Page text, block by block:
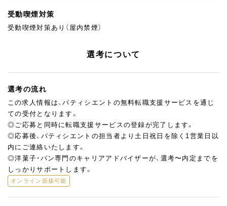
受動喫煙対策
受動喫煙対策あり（屋内禁煙）
選考について
選考の流れ
この求人情報は、パティシエントの無料転職支援サービスを通じ
ての受付となります。
◎ご応募と同時に転職支援サービスの登録が完了します。
◎応募後、パティシエントの担当者より土日祝日を除く1営業日以
内にご連絡いたします。
◎洋菓子・パン専門のキャリアアドバイザーが、選考〜内定までを
しっかりサポートします。
オンライン面接可能